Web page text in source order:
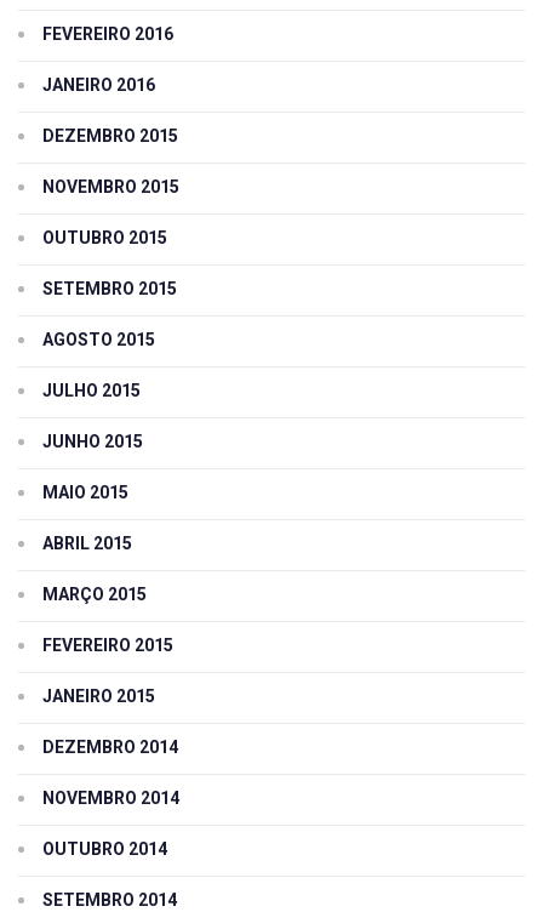
FEVEREIRO 2016
JANEIRO 2016
DEZEMBRO 2015
NOVEMBRO 2015
OUTUBRO 2015
SETEMBRO 2015
AGOSTO 2015
JULHO 2015
JUNHO 2015
MAIO 2015
ABRIL 2015
MARÇO 2015
FEVEREIRO 2015
JANEIRO 2015
DEZEMBRO 2014
NOVEMBRO 2014
OUTUBRO 2014
SETEMBRO 2014